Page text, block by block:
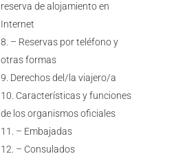
reserva de alojamiento en
Internet
– Reservas por teléfono y
otras formas
Derechos del/la viajero/a
Características y funciones
de los organismos oficiales
– Embajadas
– Consulados